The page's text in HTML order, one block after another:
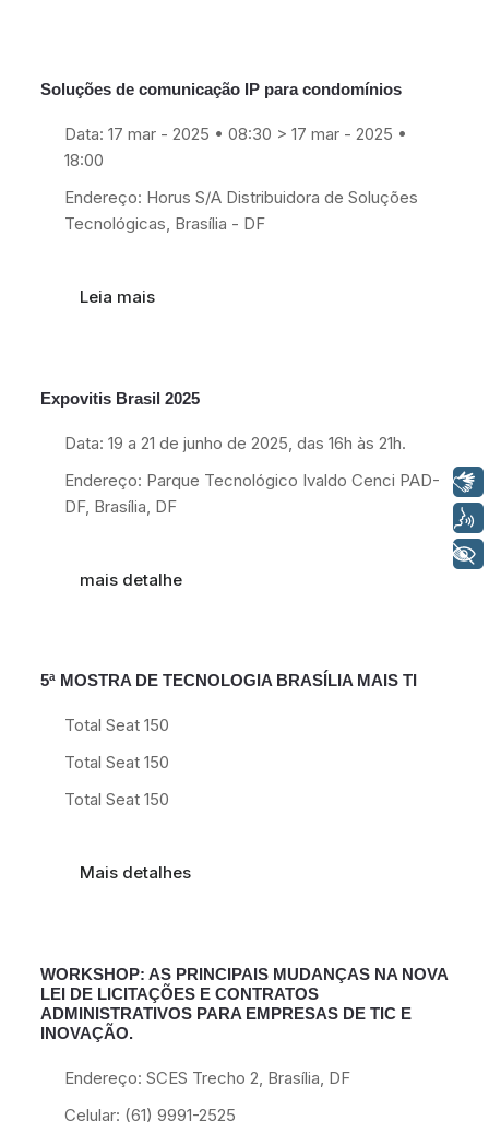
Mar
Soluções de comunicação IP para condomínios
Data: 17 mar - 2025 • 08:30 > 17 mar - 2025 •
18:00
Endereço: Horus S/A Distribuidora de Soluções
Tecnológicas, Brasília - DF
Leia mais
Jun
Expovitis Brasil 2025
Data: 19 a 21 de junho de 2025, das 16h às 21h.
Endereço: Parque Tecnológico Ivaldo Cenci PAD-
DF, Brasília, DF
mais detalhe
5ª MOSTRA DE TECNOLOGIA BRASÍLIA MAIS TI
Total Seat 150
Total Seat 150
Total Seat 150
Mais detalhes
Jan
WORKSHOP: AS PRINCIPAIS MUDANÇAS NA NOVA
LEI DE LICITAÇÕES E CONTRATOS
ADMINISTRATIVOS PARA EMPRESAS DE TIC E
INOVAÇÃO.
Endereço: SCES Trecho 2, Brasília, DF
Celular: (61) 9991-2525
Libras